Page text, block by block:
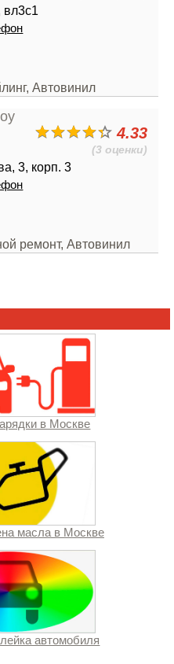
вл3с1
Автовинил
4.33
(3 оценки)
3, корп. 3
ремонт, Автовинил
в Москве
масла в Москве
автомобиля